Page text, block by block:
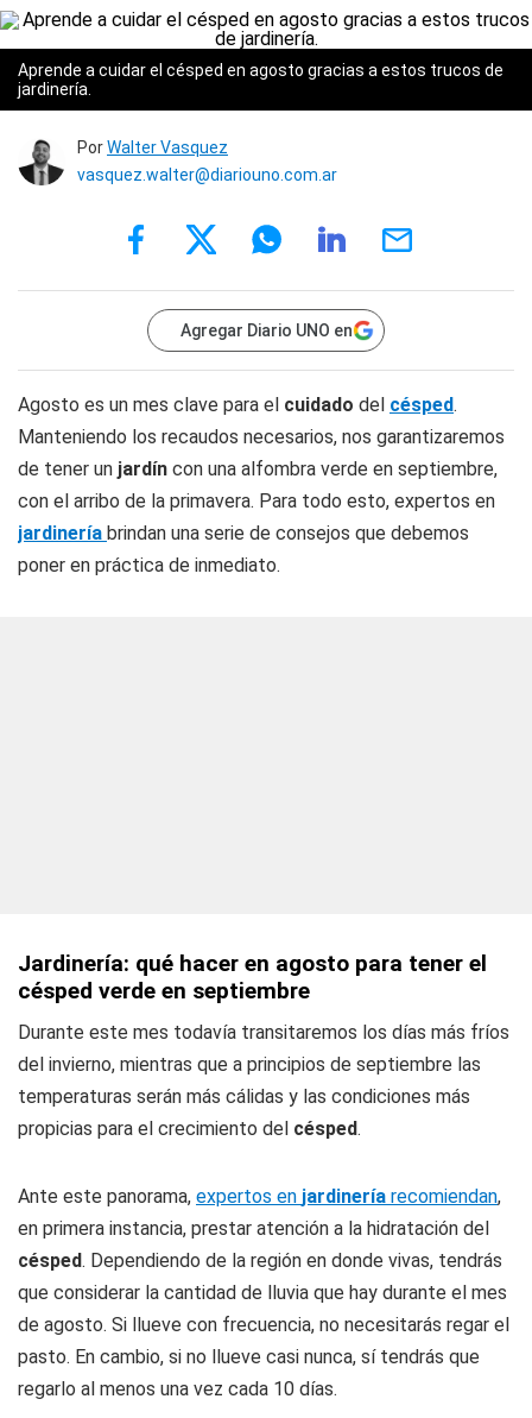
Aprende a cuidar el césped en agosto gracias a estos trucos de
jardinería.
PorWalter Vasquez
vasquez.walter@diariouno.com.ar
Agregar Diario UNO en
Agosto es un mes clave para el cuidado del césped.
Manteniendo los recaudos necesarios, nos garantizaremos
de tener un jardín con una alfombra verde en septiembre,
con el arribo de la primavera. Para todo esto, expertos en
jardinería brindan una serie de consejos que debemos
poner en práctica de inmediato.
Jardinería: qué hacer en agosto para tener el
césped verde en septiembre
Durante este mes todavía transitaremos los días más fríos
del invierno, mientras que a principios de septiembre las
temperaturas serán más cálidas y las condiciones más
propicias para el crecimiento del césped.
Ante este panorama, expertos en jardinería recomiendan,
en primera instancia, prestar atención a la hidratación del
césped. Dependiendo de la región en donde vivas, tendrás
que considerar la cantidad de lluvia que hay durante el mes
de agosto. Si llueve con frecuencia, no necesitarás regar el
pasto. En cambio, si no llueve casi nunca, sí tendrás que
regarlo al menos una vez cada 10 días.